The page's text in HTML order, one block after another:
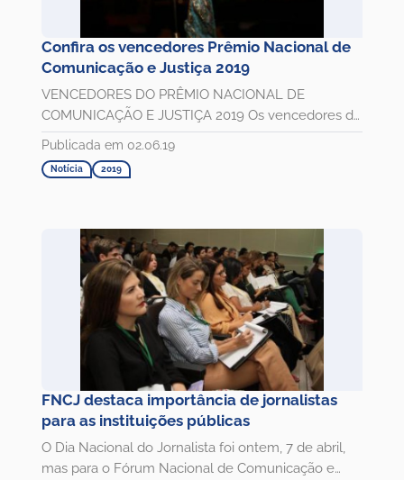
Confira os vencedores Prêmio Nacional de
Comunicação e Justiça 2019
VENCEDORES DO PRÊMIO NACIONAL DE
COMUNICAÇÃO E JUSTIÇA 2019 Os vencedores do
17º Prêmio Nacional de Comunicação e...
Publicada em 02.06.19
Notícia 2019
FNCJ destaca importância de jornalistas
para as instituições públicas
O Dia Nacional do Jornalista foi ontem, 7 de abril,
mas para o Fórum Nacional de Comunicação e